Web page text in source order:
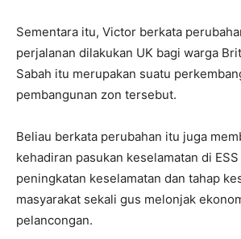
Sementara itu, Victor berkata
perjalanan dilakukan UK bagi warga
Sabah itu merupakan suatu
pembangunan zon tersebut.
Beliau berkata perubahan itu juga
kehadiran pasukan keselamatan di ESS
peningkatan keselamatan dan tahap
masyarakat sekali gus melonjak
pelancongan.